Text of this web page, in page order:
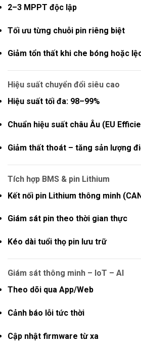
2–3 MPPT độc lập
Tối ưu từng chuỗi pin riêng biệt
Giảm tổn thất khi che bóng hoặc
Hiệu suất chuyển đổi siêu cao
Hiệu suất tối đa: 98–99%
Chuẩn hiệu suất châu Âu (EU
Giảm thất thoát – tăng sản lượng
Tích hợp BMS & pin Lithium
Kết nối pin Lithium thông minh
Giám sát pin theo thời gian thực
Kéo dài tuổi thọ pin lưu trữ
Giám sát thông minh – IoT – AI
Theo dõi qua App/Web
Cảnh báo lỗi tức thời
Cập nhật firmware từ xa